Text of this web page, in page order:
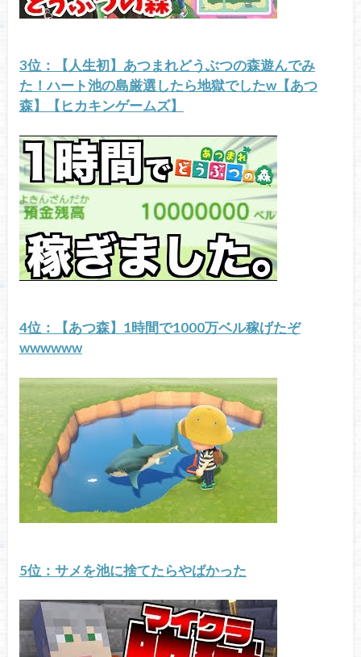
3位：【人生初】あつまれどうぶつの森遊んでみ
た！ハート池の島厳選したら地獄でしたw【あつ
森】【ヒカキンゲームズ】
4位：【あつ森】1時間で1000万ベル稼げたぞ
wwwwww
5位：サメを池に捨てたらやばかった